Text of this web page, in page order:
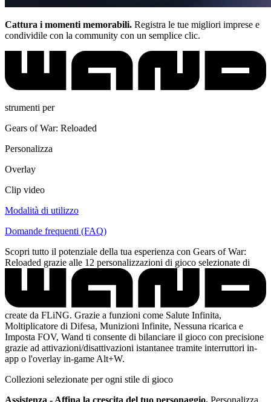
Cattura i momenti memorabili. Registra le tue migliori imprese e
condividile con la community con un semplice clic.
strumenti per
Gears of War: Reloaded
Personalizza
Overlay
Clip video
Modalità di utilizzo
Domande frequenti (FAQ)
Scopri tutto il potenziale della tua esperienza con Gears of War:
Reloaded grazie alle 12 personalizzazioni di gioco selezionate di
create da FLiNG. Grazie a funzioni come Salute Infinita,
Moltiplicatore di Difesa, Munizioni Infinite, Nessuna ricarica e
Imposta FOV, Wand ti consente di bilanciare il gioco con precisione
grazie ad attivazioni/disattivazioni istantanee tramite interruttori in-
app o l'overlay in-game Alt+W.
Collezioni selezionate per ogni stile di gioco
Assistenza - Affina la crescita del tuo personaggio. Personalizza